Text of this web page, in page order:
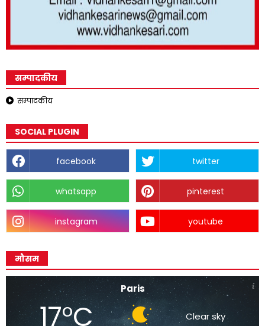
सम्पादकीय
सम्पादकीय
SOCIAL PLUGIN
facebook twitter
whatsapp pinterest
instagram youtube
मौसम
Paris
17°C Clear sky